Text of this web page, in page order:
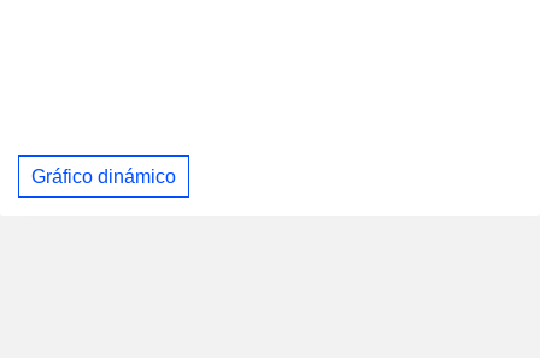
Gráfico dinámico